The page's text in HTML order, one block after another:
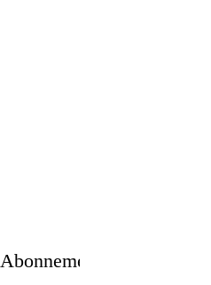
Abonnement